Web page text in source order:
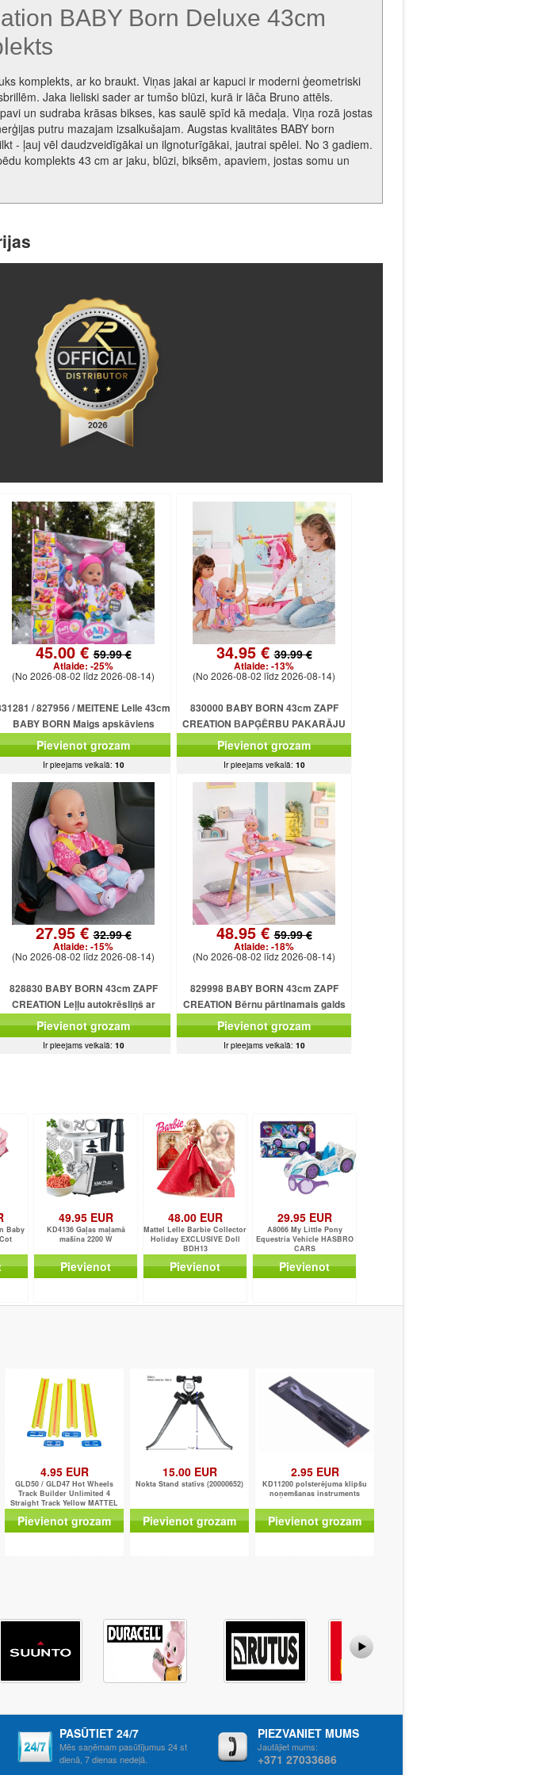
BABY Born Deluxe 43cm
komplekts, ar ko braukt. Viņas jakai ar kapuci ir moderni ģeometriski
Jaka lieliski sader ar tumšo blūzi, kurā ir lāča Bruno attēls.
un sudraba krāsas bikses, kas saulē spīd kā medaļa. Viņa rozā jostas
putru mazajam izsalkušajam. Augstas kvalitātes BABY born
- ļauj vēl daudzveidīgākai un ilgnoturīgākai, jautrai spēlei. No 3 gadiem.
komplekts 43 cm ar jaku, blūzi, biksēm, apaviem, jostas somu un
45.00 €59.99 €
Atlaide: -25%
(No 2026-08-02 līdz 2026-08-14)
/ 827956 / MEITENE Lelle 43cm
BABY BORN Maigs apskāviens
Ziemas mazulis ZAPF CREATION NEW
Pievienot grozam
Ir pieejams veikalā: 10
34.95 €39.99 €
Atlaide: -13%
(No 2026-08-02 līdz 2026-08-14)
830000 BABY BORN 43cm ZAPF
CREATION ВAPĢĒRBU PAKARĀJU
SKAPĪTĀJS
Pievienot grozam
Ir pieejams veikalā: 10
27.95 €32.99 €
Atlaide: -15%
(No 2026-08-02 līdz 2026-08-14)
828830 BABY BORN 43cm ZAPF
CREATION Leļļu autokrēsliņš ar
drošības jostām
Pievienot grozam
Ir pieejams veikalā: 10
48.95 €59.99 €
Atlaide: -18%
(No 2026-08-02 līdz 2026-08-14)
829998 BABY BORN 43cm ZAPF
CREATION Bērnu pārtinamais galds
Pievienot grozam
Ir pieejams veikalā: 10
Baby
49.95 EUR
KD4136 Gaļas maļamā
mašīna 2200 W
Pievienot
48.00 EUR
Mattel Lelle Barbie Collector
Holiday EXCLUSIVE Doll
BDH13
Pievienot
29.95 EUR
A8066 My Little Pony
Equestria Vehicle HASBRO
CARS
Pievienot
4.95 EUR
GLD50 / GLD47 Hot Wheels
Track Builder Unlimited 4
Straight Track Yellow MATTEL
Pievienot grozam
15.00 EUR
Nokta Stand statīvs (20000652)
Pievienot grozam
2.95 EUR
KD11200 polsterējuma klipšu
noņemšanas instruments
Pievienot grozam
PASŪTIET 24/7
Mēs saņēmam pasūtījumus 24 st
dienā, 7 dienas nedeļā.
PIEZVANIET MUMS
Jautājiet mums:
+371 27033686